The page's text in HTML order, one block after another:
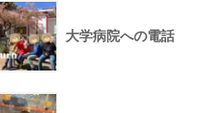
大学病院への電話